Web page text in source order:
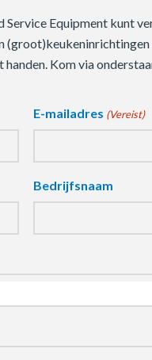
Equipment kunt
Kom via
E-mailadres (Vereist)
Bedrijfsnaam